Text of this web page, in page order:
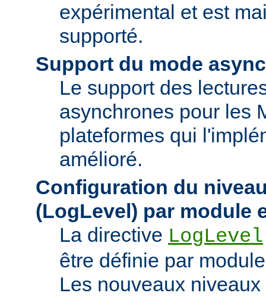
expérimental et est
supporté.
Support du mode
Le support des
asynchrones pour les
plateformes qui
amélioré.
Configuration du
(LogLevel) par module
La directive LogLevel
être définie par
Les nouveaux niveaux